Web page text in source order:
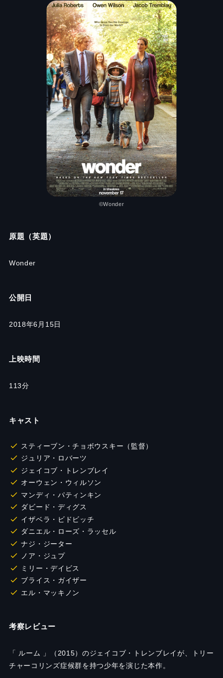
©Wonder
原題（英題）
Wonder
公開日
2018年6月15日
上映時間
113分
キャスト
スティーブン・チョボウスキー（監督）
ジュリア・ロバーツ
ジェイコブ・トレンブレイ
オーウェン・ウィルソン
マンディ・パティンキン
ダビード・ディグス
イザベラ・ビドビッチ
ダニエル・ローズ・ラッセル
ナジ・ジーター
ノア・ジュプ
ミリー・デイビス
ブライス・ガイザー
エル・マッキノン
考察レビュー
「 ルーム 」（2015）のジェイコブ・トレンブレイが、トリー
チャーコリンズ症候群を持つ少年を演じた本作。